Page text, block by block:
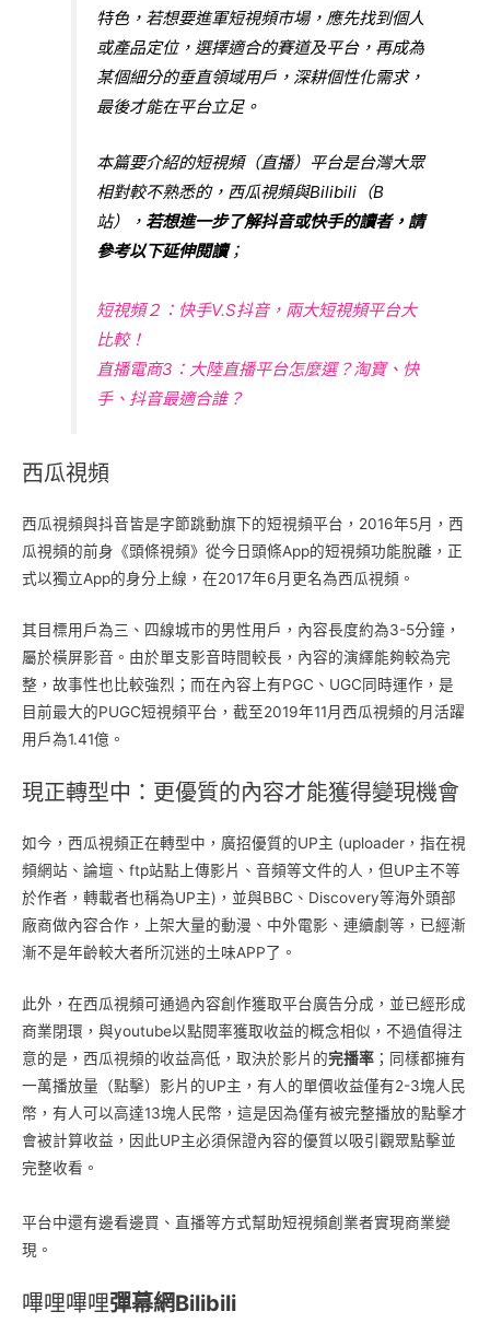
特色，若想要進軍短視頻市場，應先找到個人
或產品定位，選擇適合的賽道及平台，再成為
某個細分的垂直領域用戶，深耕個性化需求，
最後才能在平台立足。
本篇要介紹的短視頻（直播）平台是台灣大眾
相對較不熟悉的，西瓜視頻與Bilibili（B
站）， 若想進一步了解抖音或快手的讀者，請
參考以下延伸閱讀；
短視頻２：快手V.S抖音，兩大短視頻平台大
比較！
直播電商3：大陸直播平台怎麼選？淘寶、快
手、抖音最適合誰？
西瓜視頻
西瓜視頻與抖音皆是字節跳動旗下的短視頻平台，2016年5月，西
瓜視頻的前身《頭條視頻》從今日頭條App的短視頻功能脫離，正
式以獨立App的身分上線，在2017年6月更名為西瓜視頻。
其目標用戶為三、四線城市的男性用戶，內容長度約為3-5分鐘，
屬於橫屏影音。由於單支影音時間較長，內容的演繹能夠較為完
整，故事性也比較強烈；而在內容上有PGC、UGC同時運作，是
目前最大的PUGC短視頻平台，截至2019年11月西瓜視頻的月活躍
用戶為1.41億。
現正轉型中：更優質的內容才能獲得變現機會
如今，西瓜視頻正在轉型中，廣招優質的UP主 (uploader，指在視
頻網站、論壇、ftp站點上傳影片、音頻等文件的人，但UP主不等
於作者，轉載者也稱為UP主)，並與BBC、Discovery等海外頭部
廠商做內容合作，上架大量的動漫、中外電影、連續劇等，已經漸
漸不是年齡較大者所沉迷的土味APP了。
此外，在西瓜視頻可通過內容創作獲取平台廣告分成，並已經形成
商業閉環，與youtube以點閱率獲取收益的概念相似，不過值得注
意的是，西瓜視頻的收益高低，取決於影片的完播率 ；同樣都擁有
一萬播放量（點擊）影片的UP主，有人的單價收益僅有2-3塊人民
幣，有人可以高達13塊人民幣，這是因為僅有被完整播放的點擊才
會被計算收益，因此UP主必須保證內容的優質以吸引觀眾點擊並
完整收看。
平台中還有邊看邊買、直播等方式幫助短視頻創業者實現商業變
現。
嗶哩嗶哩彈幕網Bilibili